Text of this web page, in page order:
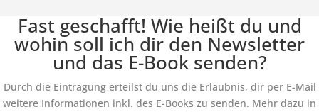
Fast geschafft! Wie heißt du und
wohin soll ich dir den Newsletter
und das E-Book senden?
Durch die Eintragung erteilst du uns die Erlaubnis, dir per E-Mail
weitere Informationen inkl. des E-Books zu senden. Mehr dazu in